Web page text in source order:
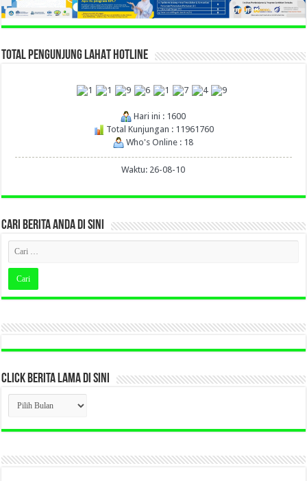
TOTAL PENGUNJUNG LAHAT HOTLINE
Hari ini : 1600
Total Kunjungan : 11961760
Who's Online : 18
Waktu: 26-08-10
CARI BERITA ANDA DI SINI
CLICK BERITA LAMA DI SINI
CLICK
BERITA
LAMA
DI